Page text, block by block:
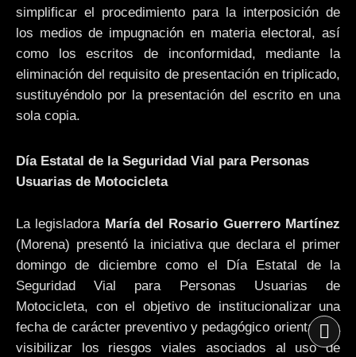
simplificar el procedimiento para la interposición de
los medios de impugnación en materia electoral, así
como los escritos de inconformidad, mediante la
eliminación del requisito de presentación en triplicado,
sustituyéndolo por la presentación del escrito en una
sola copia.
Día Estatal de la Seguridad Vial para Personas
Usuarias de Motocicleta
La legisladora María del Rosario Guerrero Martínez
(Morena) presentó la iniciativa que declara el primer
domingo de diciembre como el Día Estatal de la
Seguridad Vial para Personas Usuarias de
Motocicleta, con el objetivo de institucionalizar una
fecha de carácter preventivo y pedagógico orientada a
visibilizar los riesgos viales asociados al uso de